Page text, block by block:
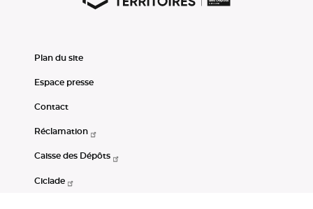
Plan du site
Espace presse
Contact
Réclamation
Caisse des Dépôts
Ciclade